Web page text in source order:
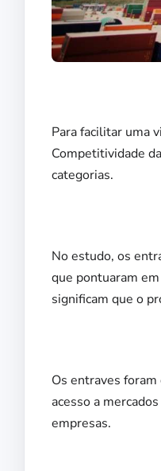
Para facilitar uma
Competitividade
categorias.
No estudo, os
que pontuaram
significam que o
Os entraves
acesso a
empresas.